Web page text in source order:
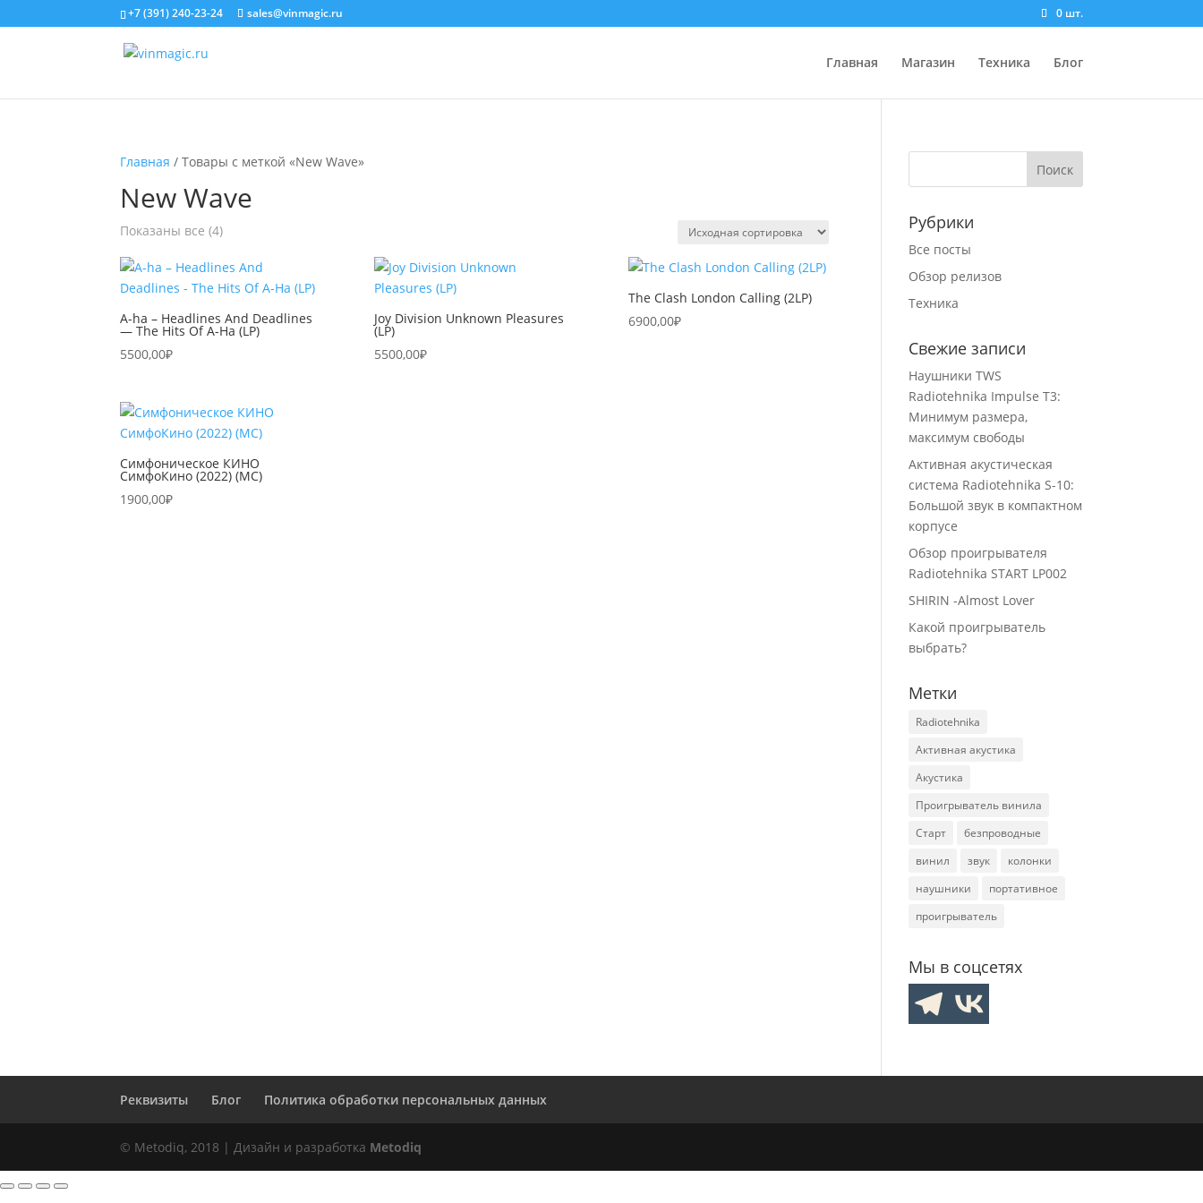
+7 (391) 240-23-24 sales@vinmagic.ru 0 шт.
Главная Магазин Техника Блог
Главная / Товары с меткой «New Wave»
New Wave
Показаны все (4)
A-ha – Headlines And Deadlines
— The Hits Of A-Ha (LP)
5500,00₽
Joy Division Unknown Pleasures
(LP)
5500,00₽
The Clash London Calling (2LP)
6900,00₽
Симфоническое КИНО
СимфоКино (2022) (MC)
1900,00₽
Рубрики
Все посты
Обзор релизов
Техника
Свежие записи
Наушники TWS
Radiotehnika Impulse T3:
Минимум размера,
максимум свободы
Активная акустическая
система Radiotehnika S-10:
Большой звук в компактном
корпусе
Обзор проигрывателя
Radiotehnika START LP002
SHIRIN -Almost Lover
Какой проигрыватель
выбрать?
Метки
Radiotehnika
Активная акустика
Акустика
Проигрыватель винила
Старт
безпроводные
винил
звук
колонки
наушники
портативное
проигрыватель
Мы в соцсетях
Реквизиты Блог Политика обработки персональных данных
© Metodiq, 2018 | Дизайн и разработка Metodiq